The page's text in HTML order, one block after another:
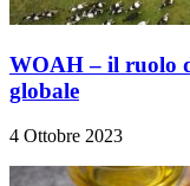
WOAH – il ruolo
globale
4 Ottobre 2023